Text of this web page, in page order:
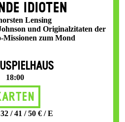
IDIOTEN
Lensing
und Originalzitaten der
zum Mond
18:00
/ 41 / 50 € / E